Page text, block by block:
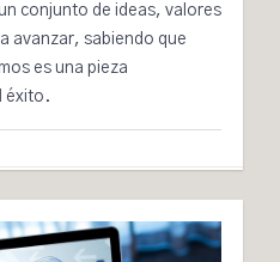
conjunto de ideas, valores
avanzar, sabiendo que
es una pieza
éxito.